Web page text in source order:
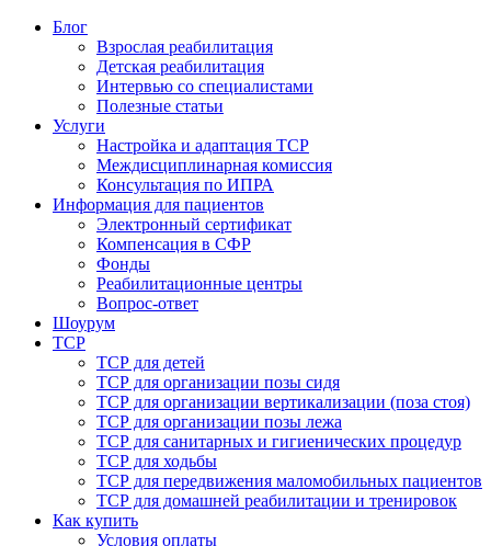
Блог
Взрослая реабилитация
Детская реабилитация
Интервью со специалистами
Полезные статьи
Услуги
Настройка и адаптация ТСР
Междисциплинарная комиссия
Консультация по ИПРА
Информация для пациентов
Электронный сертификат
Компенсация в СФР
Фонды
Реабилитационные центры
Вопрос-ответ
Шоурум
ТСР
ТСР для детей
ТСР для организации позы сидя
ТСР для организации вертикализации (поза стоя)
ТСР для организации позы лежа
ТСР для санитарных и гигиенических процедур
ТСР для ходьбы
ТСР для передвижения маломобильных пациентов
ТСР для домашней реабилитации и тренировок
Как купить
Условия оплаты